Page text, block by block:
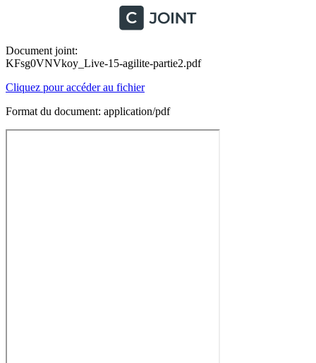
Document joint:
KFsg0VNVkoy_Live-15-agilite-partie2.pdf
Cliquez pour accéder au fichier
Format du document: application/pdf